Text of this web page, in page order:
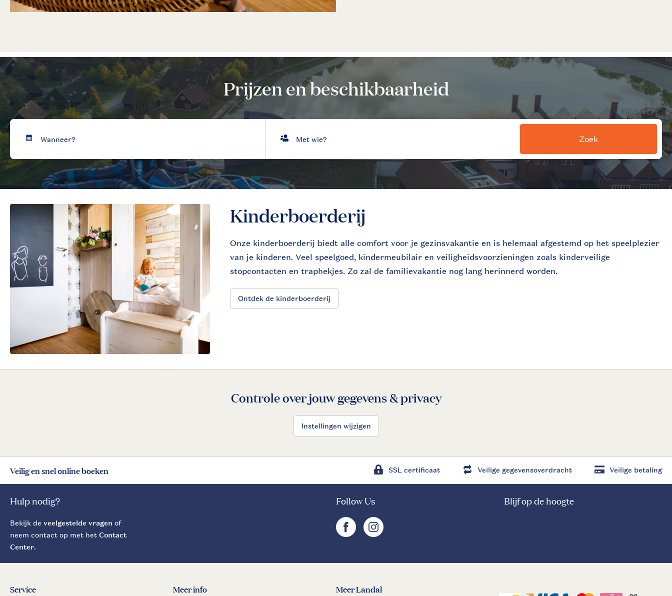
Prijzen en beschikbaarheid
Zoek
Kinderboerderij
Onze kinderboerderij biedt alle comfort voor je gezinsvakantie en is helemaal afgestemd op het speelplezier
van je kinderen. Veel speelgoed, kindermeubilair en veiligheidsvoorzieningen zoals kinderveilige
stopcontacten en traphekjes. Zo zal de familievakantie nog lang herinnerd worden.
Ontdek de kinderboerderij
Controle over jouw gegevens & privacy
Instellingen wijzigen
Veilig en snel online boeken SSL certificaat Veilige gegevensoverdracht Veilige betaling
Hulp nodig?
Bekijk de veelgestelde vragen of
neem contact op met het Contact
Center.
Follow Us
facebookinstagram
Blijf op de hoogte
Service Meer info Meer Landal